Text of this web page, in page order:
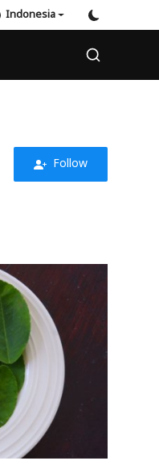
Indonesia
Follow